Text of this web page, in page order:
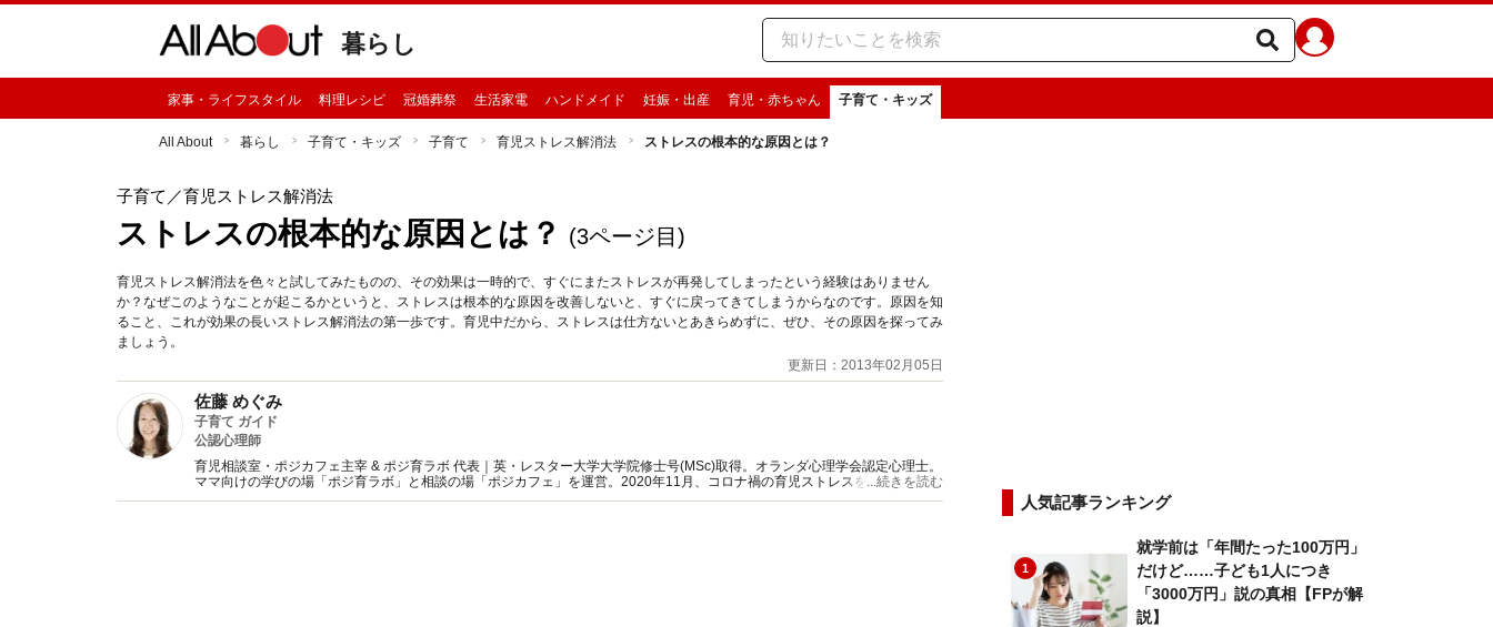
暮らし
家事・ライフスタイル 料理レシピ 冠婚葬祭 生活家電 ハンドメイド 妊娠・出産 育児・赤ちゃん 子育て・キッズ
All About 暮らし 子育て・キッズ 子育て 育児ストレス解消法 ストレスの根本的な原因とは？
子育て ／育児ストレス解消法
ストレスの根本的な原因とは？ (3ページ目)
育児ストレス解消法を色々と試してみたものの、その効果は一時的で、すぐにまたストレスが再発してしまったという経験はありません
か？なぜこのようなことが起こるかというと、ストレスは根本的な原因を改善しないと、すぐに戻ってきてしまうからなのです。原因を知
ること、これが効果の長いストレス解消法の第一歩です。育児中だから、ストレスは仕方ないとあきらめずに、ぜひ、その原因を探ってみ
ましょう。
更新日：2013年02月05日
佐藤 めぐみ
子育て ガイド
公認心理師
育児相談室・ポジカフェ主宰 & ポジ育ラボ 代表｜英・レスター大学大学院修士号(MSc)取得。オランダ心理学会認定心理士。
ママ向けの学びの場「ポジ育ラボ」と相談の場「ポジカフェ」を運営。2020年11月、コロナ禍の育児ストレスを懸念し、マ
マが自分の心のケアを学べる「ポジ育クラブ」をスタート。現在、会員募集中です！
...続きを読む
人気記事ランキング
1
就学前は「年間たった100万円」
だけど……子ども1人につき
「3000万円」説の真相【FPが解
説】